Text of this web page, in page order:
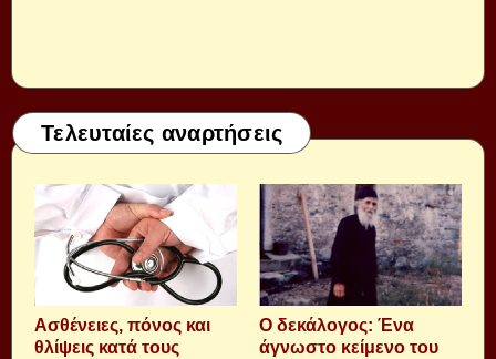
Τελευταίες αναρτήσεις
Aσθένειες, πόνος και
θλίψεις κατά τους
Ο δεκάλογος: Ένα
άγνωστο κείμενο του